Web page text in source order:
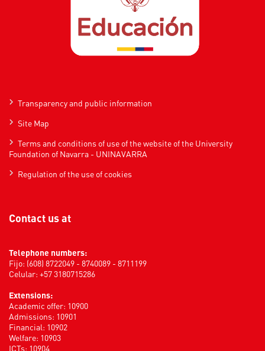
Transparency and public information
Site Map
Terms and conditions of use of the website of the University
Foundation of Navarra - UNINAVARRA
Regulation of the use of cookies
Contact us at
Telephone numbers:
Fijo: (608) 8722049 - 8740089 - 8711199
Celular: +57 3180715286
Extensions:
Academic offer: 10900
Admissions: 10901
Financial: 10902
Welfare: 10903
ICTs: 10904